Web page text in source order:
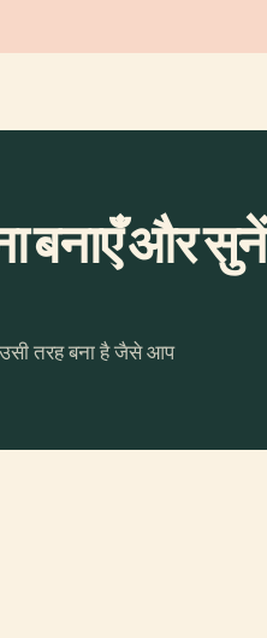
बनाएँ और सुनें
तरह बना है जैसे आप